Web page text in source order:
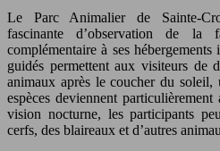
Le Parc Animalier de Sainte-
fascinante d’observation de la
complémentaire à ses hébergements
guidés permettent aux visiteurs de
animaux après le coucher du soleil,
espèces deviennent
vision nocturne, les participants
cerfs, des blaireaux et d’autres